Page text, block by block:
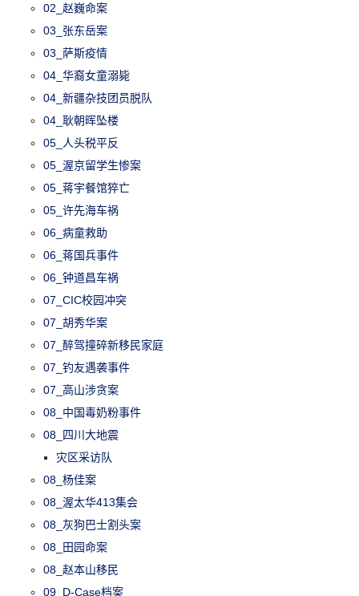
02_赵巍命案
03_张东岳案
03_萨斯疫情
04_华裔女童溺毙
04_新疆杂技团员脱队
04_耿朝晖坠楼
05_人头税平反
05_渥京留学生惨案
05_蒋宇餐馆猝亡
05_许先海车祸
06_病童救助
06_蒋国兵事件
06_钟道昌车祸
07_CIC校园冲突
07_胡秀华案
07_醉驾撞碎新移民家庭
07_钓友遇袭事件
07_高山涉贪案
08_中国毒奶粉事件
08_四川大地震
灾区采访队
08_杨佳案
08_渥太华413集会
08_灰狗巴士割头案
08_田园命案
08_赵本山移民
09_D-Case档案